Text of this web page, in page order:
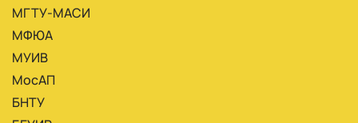
МГТУ-МАСИ
МФЮА
МУИВ
МосАП
БНТУ